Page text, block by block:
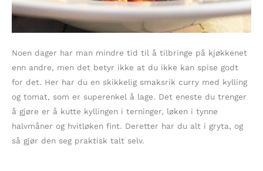
Noen dager har man mindre tid til å tilbringe på kjøkkenet
enn andre, men det betyr ikke at du ikke kan spise godt
for det. Her har du en skikkelig smaksrik curry med kylling
og tomat, som er superenkel å lage. Det eneste du trenger
å gjøre er å kutte kyllingen i terninger, løken i tynne
halvmåner og hvitløken fint. Deretter har du alt i gryta, og
så gjør den seg praktisk talt selv.